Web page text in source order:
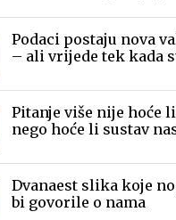
Podaci postaju nova
– ali vrijede tek kada
Pitanje više nije hoće
nego hoće li sustav
Dvanaest slika koje
bi govorile o nama